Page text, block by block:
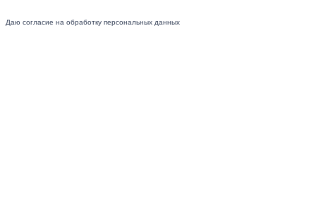
Даю согласие на обработку персональных данных